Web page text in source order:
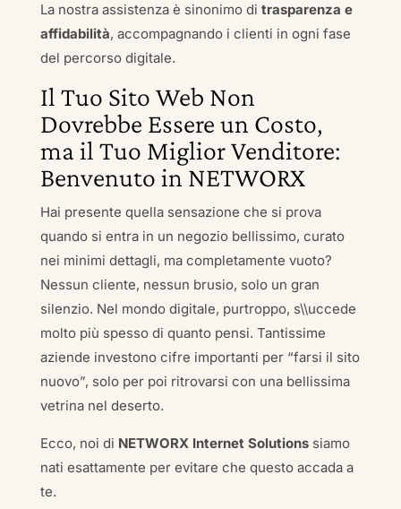
La nostra assistenza è sinonimo di trasparenza e
affidabilità, accompagnando i clienti in ogni fase
del percorso digitale.
Il Tuo Sito Web Non
Dovrebbe Essere un Costo,
ma il Tuo Miglior Venditore:
Benvenuto in NETWORX
Hai presente quella sensazione che si prova
quando si entra in un negozio bellissimo, curato
nei minimi dettagli, ma completamente vuoto?
Nessun cliente, nessun brusio, solo un gran
silenzio. Nel mondo digitale, purtroppo, s\\uccede
molto più spesso di quanto pensi. Tantissime
aziende investono cifre importanti per “farsi il sito
nuovo”, solo per poi ritrovarsi con una bellissima
vetrina nel deserto.
Ecco, noi di NETWORX Internet Solutionssiamo
nati esattamente per evitare che questo accada a
te.